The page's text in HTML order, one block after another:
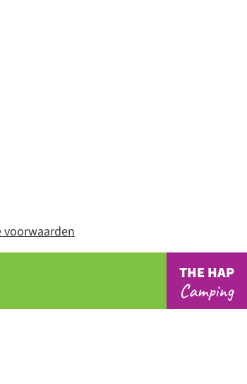
voorwaarden
THE HAP
Camping